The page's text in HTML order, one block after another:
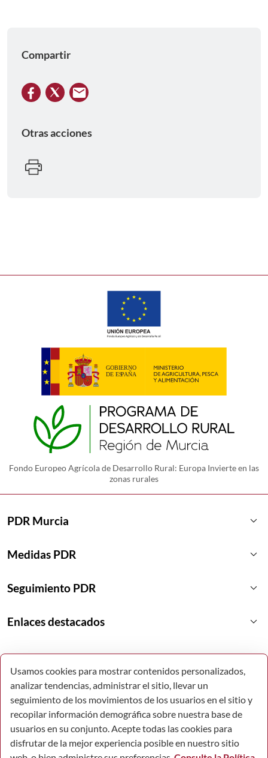
Compartir
Otras acciones
Fondo Europeo Agrícola de Desarrollo Rural: Europa Invierte en las
zonas rurales
PDR Murcia keyboard_arrow_down
Medidas PDR keyboard_arrow_down
Seguimiento PDR keyboard_arrow_down
Enlaces destacados keyboard_arrow_down
Usamos cookies para mostrar contenidos personalizados,
analizar tendencias, administrar el sitio, llevar un
seguimiento de los movimientos de los usuarios en el sitio y
recopilar información demográfica sobre nuestra base de
usuarios en su conjunto. Acepte todas las cookies para
disfrutar de la mejor experiencia posible en nuestro sitio